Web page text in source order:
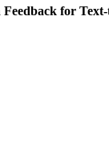
for Text-